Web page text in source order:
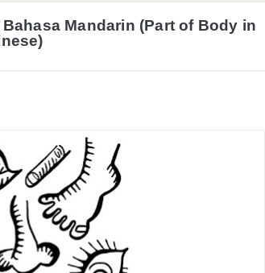
Mandarin (Part of Body in